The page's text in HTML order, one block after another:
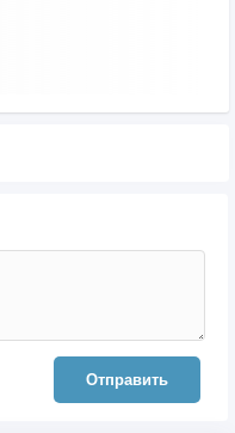
Отправить